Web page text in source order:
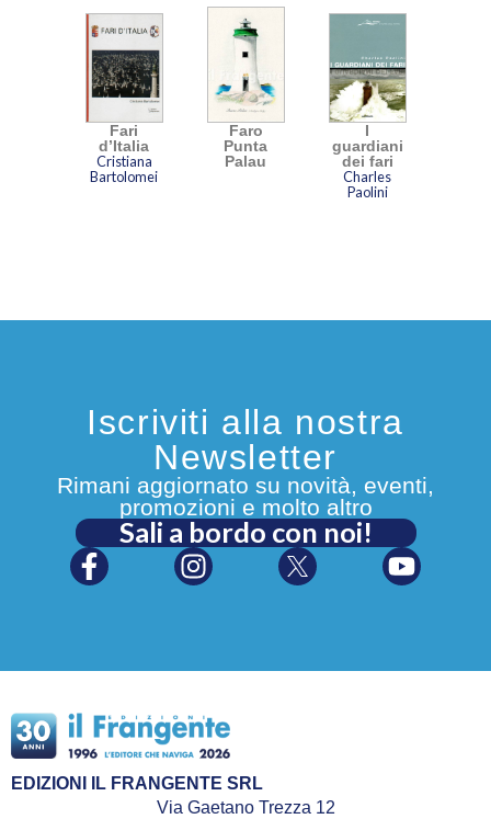
Fari
d’Italia
Cristiana
Bartolomei
Faro
Punta
Palau
I
guardiani
dei fari
Charles
Paolini
Iscriviti alla nostra
Newsletter
Rimani aggiornato su novità, eventi,
promozioni e molto altro
Sali a bordo con noi!
EDIZIONI IL FRANGENTE SRL
Via Gaetano Trezza 12